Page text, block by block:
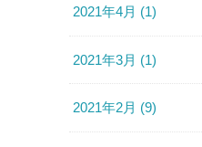
2021年4月 (1)
2021年3月 (1)
2021年2月 (9)